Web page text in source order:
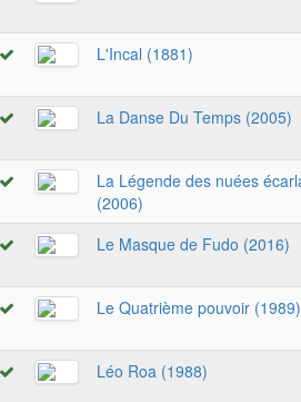
L'Incal (1881)
La Danse Du Temps (2005)
La Légende des nuées
(2006)
Le Masque de Fudo (2016)
Le Quatrième pouvoir (1989)
Léo Roa (1988)